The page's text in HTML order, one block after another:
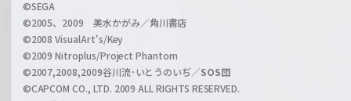
n
l
©SEGA
©2005、2009 美水かがみ／角川書店
©2008 VisualArt's/Key
©2009 Nitroplus/Project Phantom
©2007,2008,2009谷川流･いとうのいぢ／SOS団
©CAPCOM CO., LTD. 2009 ALL RIGHTS RESERVED.